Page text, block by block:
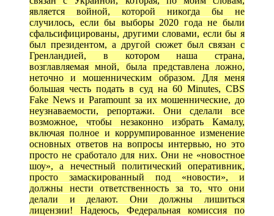
является войной, которой никогда бы не
случилось, если бы выборы 2020 года не были
сфальсифицированы, другими словами, если бы я
был президентом, а другой сюжет был связан с
Гренландией, в котором наша страна,
возглавляемая мной, была представлена ложно,
неточно и мошенническим образом. Для меня
большая честь подать в суд на 60 Minutes, CBS
Fake News и Paramount за их мошеннические, до
неузнаваемости, репортажи. Они сделали все
возможное, чтобы незаконно избрать Камалу,
включая полное и коррумпированное изменение
основных ответов на вопросы интервью, но это
просто не сработало для них. Они не «новостное
шоу», а нечестный политический оперативник,
просто замаскированный под «новости», и
должны нести ответственность за то, что они
делали и делают. Они должны лишиться
лицензии! Надеюсь, Федеральная комиссия по